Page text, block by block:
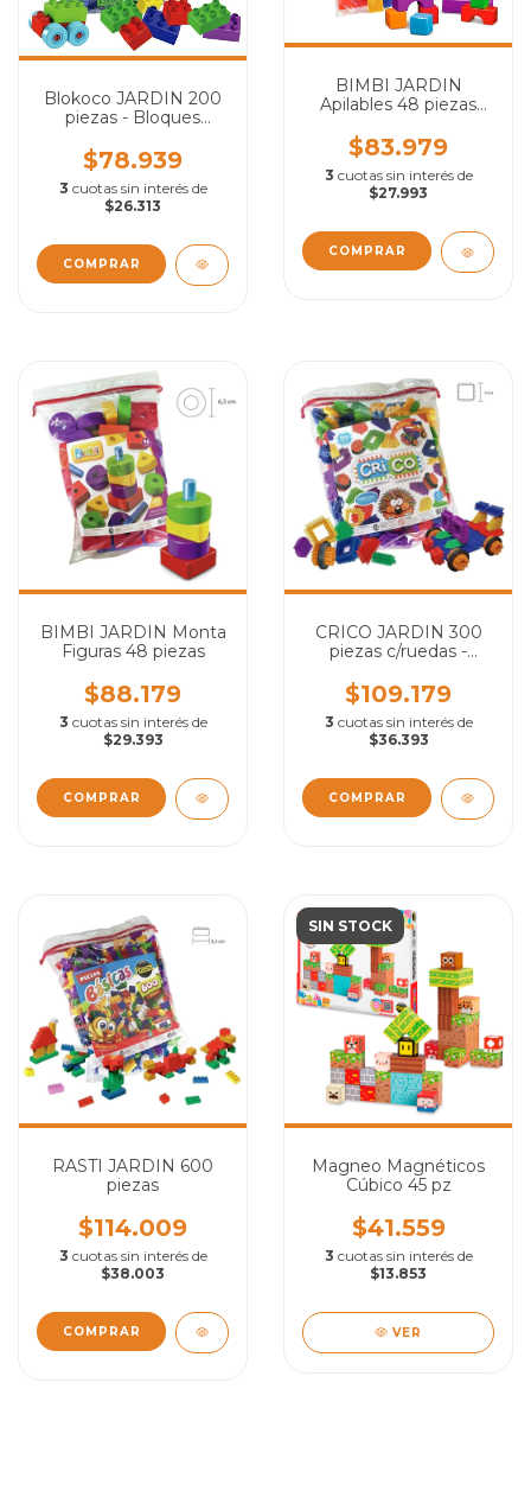
Blokoco JARDIN 200
piezas - Bloques
$78.939
3 cuotas sin interés de
$26.313
BIMBI JARDIN
Apilables 48 piezas
$83.979
3 cuotas sin interés de
$27.993
BIMBI JARDIN Monta
Figuras 48 piezas
$88.179
3 cuotas sin interés de
$29.393
CRICO JARDIN 300
piezas c/ruedas -
$109.179
3 cuotas sin interés de
$36.393
RASTI JARDIN 600
piezas
$114.009
3 cuotas sin interés de
$38.003
SIN STOCK
Magneo Magnéticos
Cúbico 45 pz
$41.559
3 cuotas sin interés de
$13.853
VER